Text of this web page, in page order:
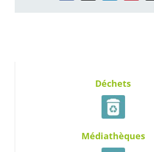
Déchets
Médiathèques